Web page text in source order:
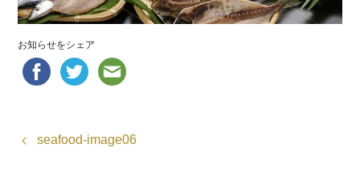
お知らせをシェア
seafood-image06